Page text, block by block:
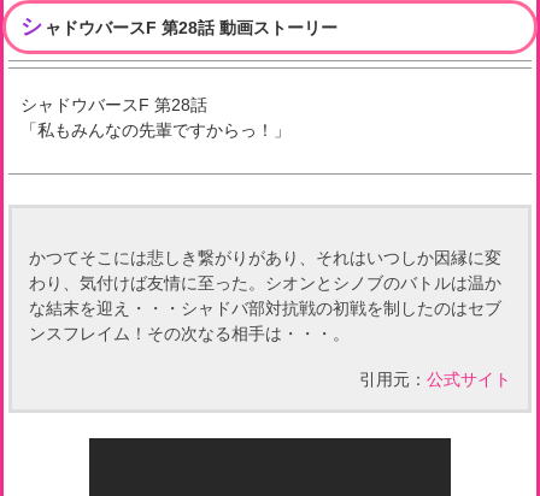
シ ャドウバースF 第28話 動画ストーリー
シャドウバースF 第28話
「私もみんなの先輩ですからっ！ 」
かつてそこには悲しき繋がりがあり、それはいつしか因縁に変
わり、気付けば友情に至った。シオンとシノブのバトルは温か
な結末を迎え・・・シャドバ部対抗戦の初戦を制したのはセブ
ンスフレイム！その次なる相手は・・・。
引用元： 公式サイト